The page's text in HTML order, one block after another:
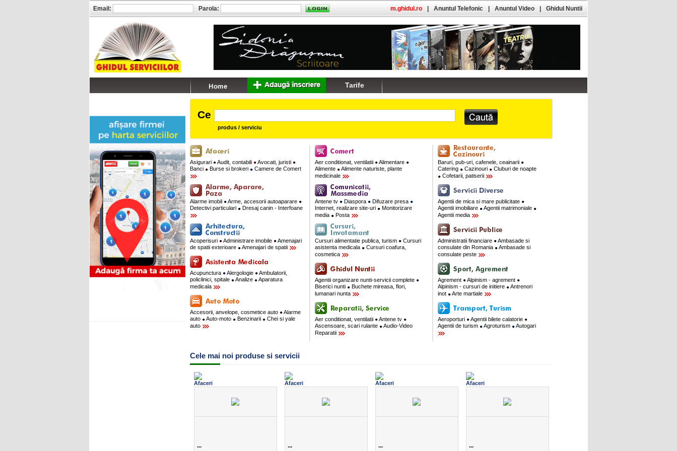
Ce
produs / serviciu
Asigurari Audit, contabili Avocati, juristi
Banci Burse si brokeri Camere de Comert
Alarme imobil Arme, accesorii autoaparare
Detectivi particulari Dresaj canin - Interfoane
Acoperisuri Administrare imobile Amenajari
de spatii exterioare Amenajari de spatii
Acupunctura Alergologie Ambulatorii,
policlinici, spitale Analize
Aparatura
medicala
Accesorii, anvelope, cosmetice auto Alarme
auto Auto-moto Benzinarii
Chei si yale
auto
Aer conditionat, ventilatii Alimentare
Alimente
Alimente naturiste, plante
medicinale
Antene tv Diaspora Difuzare presa
Internet, realizare site-uri
Monitorizare
media
Posta
Cursuri alimentatie publica, turism Cursuri
asistenta medicala
Cursuri coafura,
cosmetica
Agentii organizare nunti-servicii complete
Biserici nunti
Buchete mireasa, flori,
lumanari nunta
Aer conditionat, ventilatii Antene tv
Ascensoare, scari rulante
Audio-Video
Reparatii
Baruri, pub-uri, cafenele, ceainarii
Catering Cazinouri
Cluburi de noapte
Cofetarii, patiserii
Agentii de mica si mare publicitate
Agentii imobiliare
Agentii matrimoniale
Agentii media
Administratii financiare Ambasade si
consulate din Romania
Ambasade si
consulate peste
Agrement Alpinism - agrement
Alpinism - cursuri de initiere
Antrenori
inot
Arte martiale
Aeroporturi Agentii bilete calatorie
Agentii de turism Agroturism Autogari
Cele mai noi produse si servicii
... ... ... ...
Email: Parola: m.ghidul.ro Anuntul Telefonic Anuntul Video Ghidul Nuntii
Tarife